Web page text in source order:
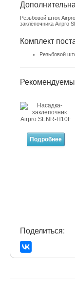
Резьбовой шток
заклёпочника Airpro
Комплект
Резьбовой
Подробнее
Поделиться: